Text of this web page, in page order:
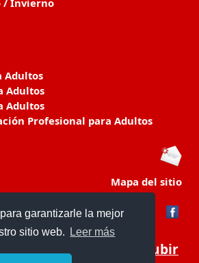
garantizarle la mejor
sitio web.
Leer más
/ Invierno
Adultos
Adultos
Adultos
Profesional para Adultos
Mapa del sitio
Subir